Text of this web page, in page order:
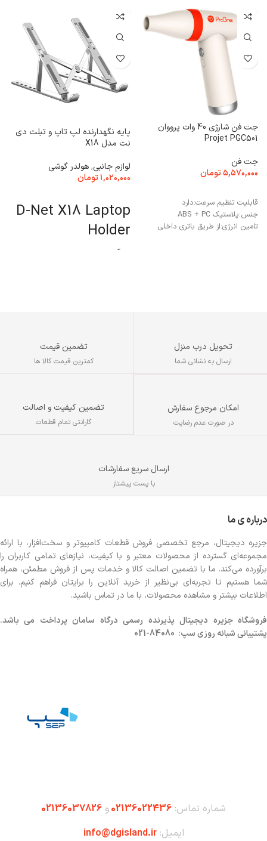
جت فن شارژی 40 وات پرووان
Projet PGC501
جت فن
۵,۵۷۰,۰۰۰تومان
قابلیت تنظیم سرعت:دارد
جنس:پلاستیک ABS + PC
تامین انرژی:از طریق باتری داخلی
پایه نگهدارنده لپ تاپ و تبلت دی
نت مدل X18
لوازم جانبی,هولدر گوشی
۱,۰۲۰,۰۰۰تومان
D-Net X18 Laptop
Holder
رنگ:طوسی
تحویل درب منزل
ارسال به نشانی شما
تضمین قیمت
کمترین قیمت کالا ها
امکان مرجوع سفارش
در صورت عدم رضایت
تضمین کیفیت و اصالت
گارانتی تمام قطعات
ارسال سریع سفارشات
با پست پیشتاز
درباره ی ما
جزیره دیجیتال، مرجع تخصصی فروش قطعات کامپیوتر و سخت‌افزار، با ارائه
مجموعه‌ای گسترده از محصولات معتبر و با کیفیت، نیازهای تمامی کاربران را
برآورده می‌کند. ما با تضمین اصالت کالا و خدمات پس از فروش مطمئن، همراه
شما هستیم تا تجربه‌ای بی‌نظیر از خرید آنلاین را برایتان فراهم کنیم. برای
اطلاعات بیشتر و مشاهده محصولات، با ما در تماس باشید.
فروشگاهجزیره دیجیتال پذیرنده رسمی درگاه سامان پرداخت می باشد.
پشتیبانی شبانه روزی سپ: 84080-021
شماره تماس: 02136022436و 02136037826
ایمیل:info@dgisland.ir